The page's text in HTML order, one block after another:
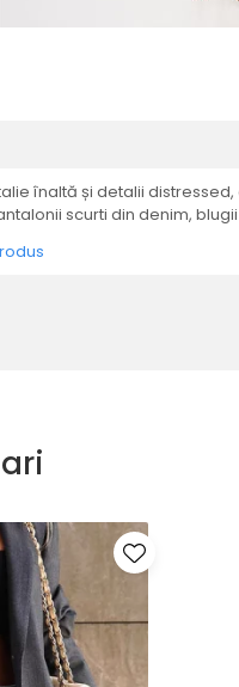
înaltă și detalii
scurti din denim,